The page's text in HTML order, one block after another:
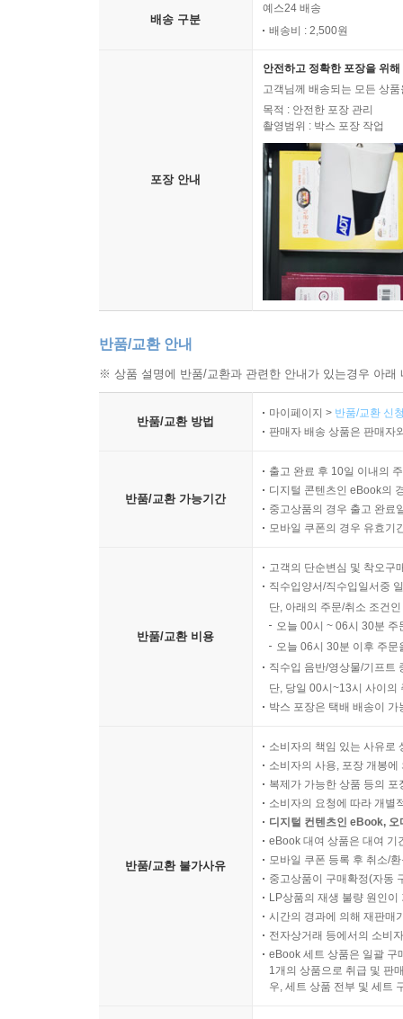
배송 구분
예스24 배송
배송비 : 2,500원
포장 안내
안전하고 정확한 포장을 위
고객님께 배송되는 모든 상
목적 : 안전한 포장 관리
촬영범위 : 박스 포장 작업
반품/교환 안내
※ 상품 설명에 반품/교환과 관련한 안내가 있는경우 아
반품/교환 방법
마이페이지 > 반품/교환 신
판매자 배송 상품은 판매자
반품/교환 가능기간
출고 완료 후 10일 이내의
디지털 콘텐츠인 eBook의
중고상품의 경우 출고 완료
모바일 쿠폰의 경우 유효기
반품/교환 비용
고객의 단순변심 및 착오구
직수입양서/직수입일서중
단, 아래의 주문/취소 조건
오늘 00시 ~ 06시 30분
오늘 06시 30분 이후 주
직수입 음반/영상물/기프트
단, 당일 00시~13시 사이의
박스 포장은 택배 배송이
반품/교환 불가사유
소비자의 책임 있는 사유로
소비자의 사용, 포장 개봉
복제가 가능한 상품 등의
소비자의 요청에 따라 개별
디지털 컨텐츠인 eBook,
eBook 대여 상품은 대여 기
모바일 쿠폰 등록 후 취소/
중고상품이 구매확정(자동
LP상품의 재생 불량 원인
시간의 경과에 의해 재판매
전자상거래 등에서의 소비
eBook 세트 상품은 일괄 구
1개의 상품으로 취급 및 판
우, 세트 상품 전부 및 세트